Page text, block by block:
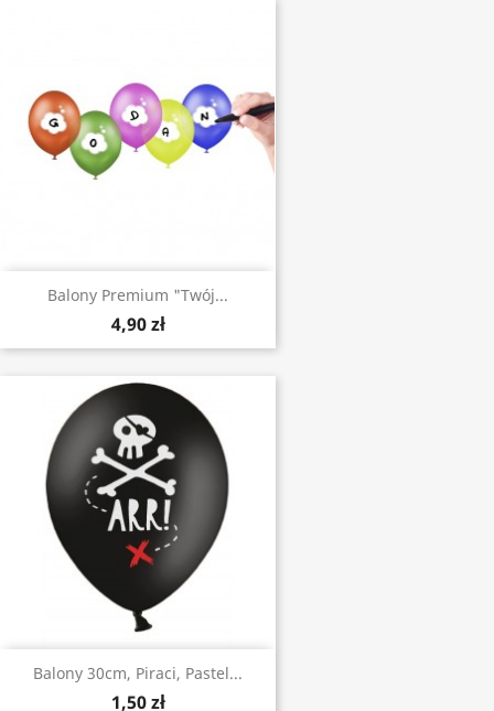
Balony Premium "Twój...
4,90 zł
Balony 30cm, Piraci, Pastel...
1,50 zł